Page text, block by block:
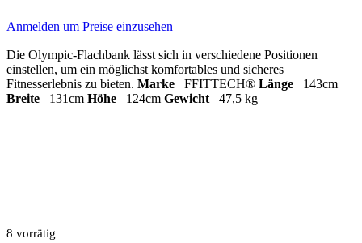
Anmelden um Preise einzusehen
Die Olympic-Flachbank lässt sich in verschiedene Positionen
einstellen, um ein möglichst komfortables und sicheres
Fitnesserlebnis zu bieten. Marke FFITTECH® Länge
143cm
Breite
131cm Höhe 124cm Gewicht 47,5 kg
8 vorrätig